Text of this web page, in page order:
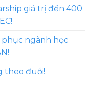
giá trị đến 400
phục ngành học
theo đuổi!